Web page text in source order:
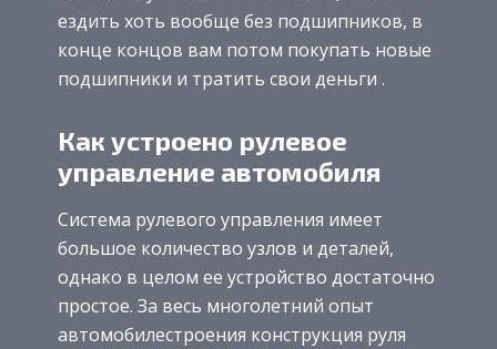
ездить хоть вообще без подшипников, в
конце концов вам потом покупать новые
подшипники и тратить свои деньги .
Как устроено рулевое
управление автомобиля
Система рулевого управления имеет
большое количество узлов и деталей,
однако в целом ее устройство достаточно
простое. За весь многолетний опыт
автомобилестроения конструкция руля